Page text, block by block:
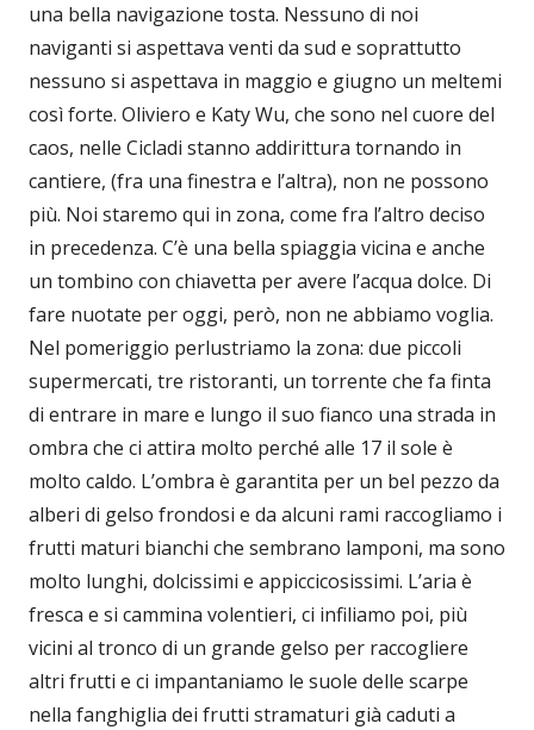
una bella navigazione tosta. Nessuno di noi
naviganti si aspettava venti da sud e soprattutto
nessuno si aspettava in maggio e giugno un meltemi
così forte. Oliviero e Katy Wu, che sono nel cuore del
caos, nelle Cicladi stanno addirittura tornando in
cantiere, (fra una finestra e l’altra), non ne possono
più. Noi staremo qui in zona, come fra l’altro deciso
in precedenza. C’è una bella spiaggia vicina e anche
un tombino con chiavetta per avere l’acqua dolce. Di
fare nuotate per oggi, però, non ne abbiamo voglia.
Nel pomeriggio perlustriamo la zona: due piccoli
supermercati, tre ristoranti, un torrente che fa finta
di entrare in mare e lungo il suo fianco una strada in
ombra che ci attira molto perché alle 17 il sole è
molto caldo. L’ombra è garantita per un bel pezzo da
alberi di gelso frondosi e da alcuni rami raccogliamo i
frutti maturi bianchi che sembrano lamponi, ma sono
molto lunghi, dolcissimi e appiccicosissimi. L’aria è
fresca e si cammina volentieri, ci infiliamo poi, più
vicini al tronco di un grande gelso per raccogliere
altri frutti e ci impantaniamo le suole delle scarpe
nella fanghiglia dei frutti stramaturi già caduti a